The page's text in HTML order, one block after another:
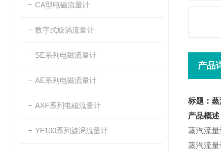
CA型电磁流量计
数字式旋涡流量计
SE系列电磁流量计
AE系列电磁流量计
AXF系列电磁流量计
YF100系列旋涡流量计
产品
标题：
产品概述
蒸汽流
蒸汽流